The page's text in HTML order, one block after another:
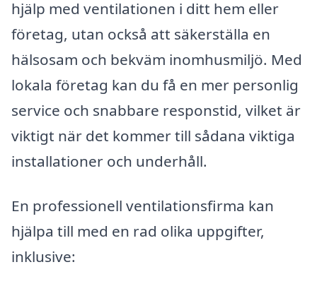
hjälp med ventilationen i ditt hem eller
företag, utan också att säkerställa en
hälsosam och bekväm inomhusmiljö. Med
lokala företag kan du få en mer personlig
service och snabbare responstid, vilket är
viktigt när det kommer till sådana viktiga
installationer och underhåll.
En professionell ventilationsfirma kan
hjälpa till med en rad olika uppgifter,
inklusive: